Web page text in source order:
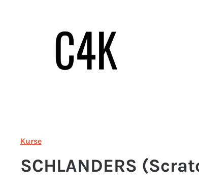
Kurse
SCHLANDERS